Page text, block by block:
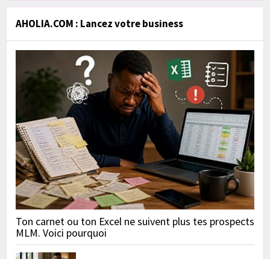
AHOLIA.COM : Lancez votre business
Ton carnet ou ton Excel ne suivent plus tes prospects
MLM. Voici pourquoi